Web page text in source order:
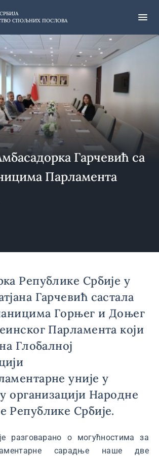
СПОЉНИХ ПОСЛОВА
Гарчевић са
Парламента
Републике Србије у
Гарчевић састала
Горњег и Доњег
Парламента који
Глобалној
уније у
организацији Народне
Републике Србије.
разговарано о могућностима за
сарадње наше две